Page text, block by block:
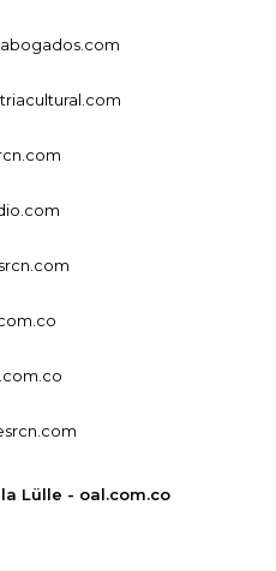
Lülle - oal.com.co